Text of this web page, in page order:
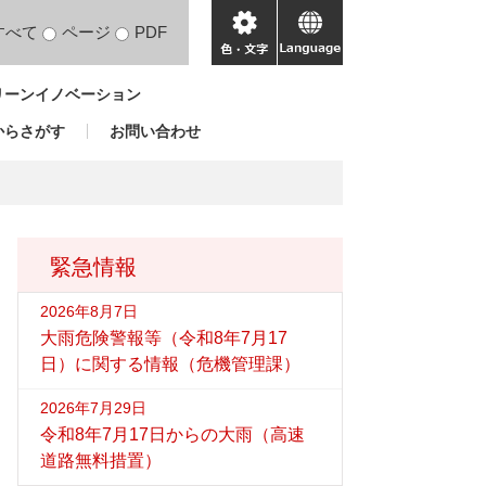
べて ページ PDF
色・
文
language
ンイノベーション
らさがす お問い合わせ
緊急情報
2026年8月7日
大雨危険警報等（令和8年7月17
日）に関する情報（危機管理課）
2026年7月29日
令和8年7月17日からの大雨（高速
道路無料措置）